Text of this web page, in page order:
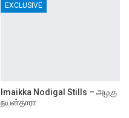
EXCLUSIVE
Imaikka Nodigal Stills – அழகு
நயன்தாரா